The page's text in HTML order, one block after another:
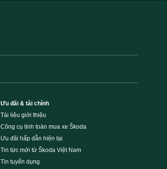
Ưu đãi & tài chính
Tài liệu giới thiệu
Công cụ tính toán mua xe Škoda
Ưu đãi hấp dẫn hiện tại
Tin tức mới từ Škoda Việt Nam
Tin tuyển dụng